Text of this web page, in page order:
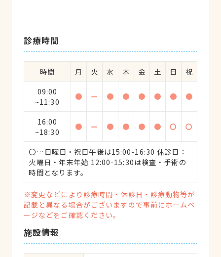
診療時間
時間 月 火 水 木 金 土 日
祝
09:00
~11:30
● ー ● ● ● ● ● ●
16:00
~18:30
● ー ● ● ● ● 〇 〇
〇…日曜日・祝日午後は15:00-16:30 休診日：
火曜日・年末年始 12:00-15:30は検査・手術の
時間となります。
※変更などにより診療時間・休診日・診療動物等が
記載と異なる場合がございますので事前にホームペ
ージなどをご確認ください。
施設情報